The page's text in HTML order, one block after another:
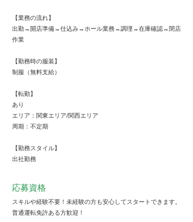
【業務の流れ】
出勤→開店準備→仕込み→ホール業務→調理→在庫確認→閉店
作業
【勤務時の服装】
制服（無料支給）
【転勤】
あり
エリア：関東エリア/関西エリア
周期：不定期
【勤務スタイル】
出社勤務
応募資格
スキルや経験不要！未経験の方も安心してスタートできます。
普通運転免許ある方歓迎！